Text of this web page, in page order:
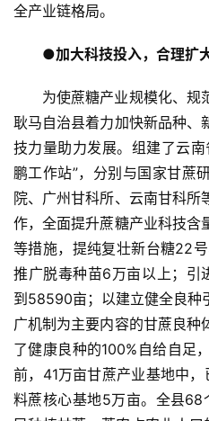
全产业链格局。
●加大科技投入，合理扩
为使蔗糖产业规模化、规
耿马自治县着力加快新品种、
技力量助力发展。组建了云
鹏工作站”，分别与国家甘蔗
院、广州甘科所、云南甘科所
作，全面提升蔗糖产业科技含
等措施，提纯复壮新台糖22
推广脱毒种苗6万亩以上；引
到58590亩；以建立健全良种
广机制为主要内容的甘蔗良种
了健康良种的100%自给自足
前，41万亩甘蔗产业基地中
料蔗核心基地5万亩。全县